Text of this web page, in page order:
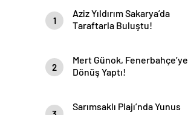
1
Aziz Yıldırım Sakarya’da
Taraftarla Buluştu!
2
Mert Günok, Fenerbahçe’ye
Dönüş Yaptı!
Sarımsaklı Plajı’nda Yunus